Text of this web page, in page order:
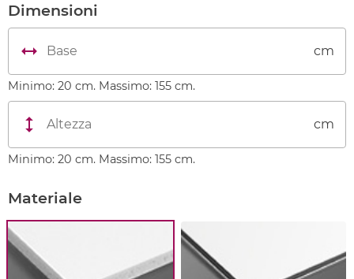
Dimensioni
cm
Minimo: 20 cm. Massimo: 155 cm.
cm
Minimo: 20 cm. Massimo: 155 cm.
Materiale